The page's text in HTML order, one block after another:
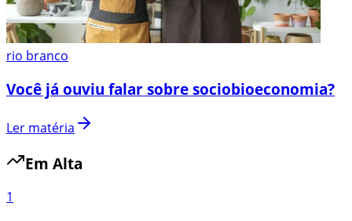
rio branco
Você já ouviu falar sobre sociobioeconomia?
Ler matéria
Em Alta
1